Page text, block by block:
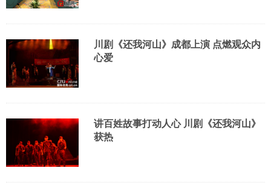
川剧《还我河山》成都上演 点燃观众内
心爱
讲百姓故事打动人心 川剧《还我河山》
获热